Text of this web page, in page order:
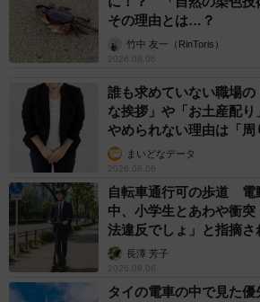
その理由とは…？
竹中 友一（RinToris）
2026.08.06
誰も求めていない職場の
な挨拶」や「お土産配
やめられない理由は「周
まいどなデータ
2026.08.06
自転車通行可の歩道 電
中、小学生とあわや衝
法違反でしょ」と指摘
説】長澤 芳子
2026.08.06
タイの電車の中で見た